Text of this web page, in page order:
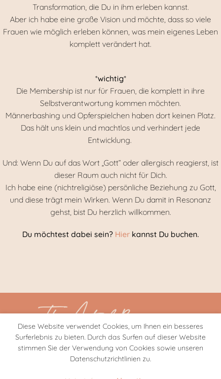
Transformation, die Du in ihm erleben kannst.
Aber ich habe eine große Vision und möchte, dass so viele
Frauen wie möglich erleben können, was mein eigenes Leben
komplett verändert hat.
*wichtig*
Die Membership ist nur für Frauen, die komplett in ihre
Selbstverantwortung kommen möchten.
Männerbashing und Opferspielchen haben dort keinen Platz.
Das hält uns klein und machtlos und verhindert jede
Entwicklung.
Und: Wenn Du auf das Wort „Gott“ oder allergisch reagierst, ist
dieser Raum auch nicht für Dich.
Ich habe eine (nichtreligiöse) persönliche Beziehung zu Gott,
und diese trägt mein Wirken. Wenn Du damit in Resonanz
gehst, bist Du herzlich willkommen.
Du möchtest dabei sein? Hier kannst Du buchen.
Datenschutzerklärung
Diese Website verwendet Cookies, um Ihnen ein besseres
Surferlebnis zu bieten. Durch das Surfen auf dieser Website
stimmen Sie der Verwendung von Cookies sowie unseren
Datenschutzrichtlinien zu.